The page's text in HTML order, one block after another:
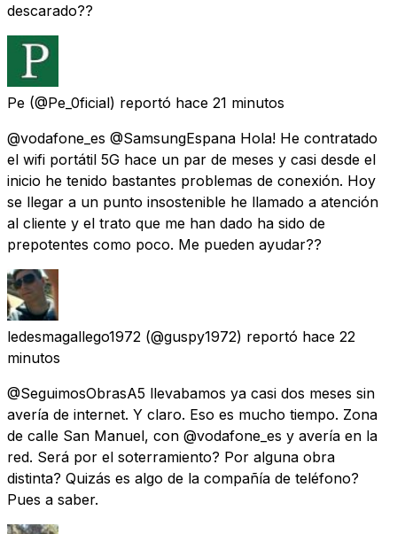
descarado??
Pe (@Pe_0ficial) reportó hace 21 minutos
@vodafone_es @SamsungEspana Hola! He contratado
el wifi portátil 5G hace un par de meses y casi desde el
inicio he tenido bastantes problemas de conexión. Hoy
se llegar a un punto insostenible he llamado a atención
al cliente y el trato que me han dado ha sido de
prepotentes como poco. Me pueden ayudar??
ledesmagallego1972 (@guspy1972) reportó hace 22
minutos
@SeguimosObrasA5 llevabamos ya casi dos meses sin
avería de internet. Y claro. Eso es mucho tiempo. Zona
de calle San Manuel, con @vodafone_es y avería en la
red. Será por el soterramiento? Por alguna obra
distinta? Quizás es algo de la compañía de teléfono?
Pues a saber.